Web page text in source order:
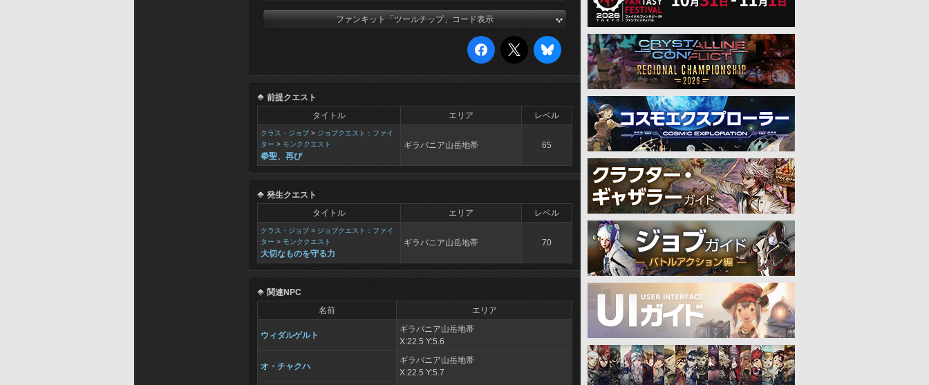
ファンキット「ツールチップ」コード表示
前提クエスト
タイトル
エリア レベル
クラス・ジョブ > ジョブクエスト：ファイ
ター > モンククエスト
拳聖、再び
ギラバニア山岳地帯 65
発生クエスト
タイトル
エリア レベル
クラス・ジョブ > ジョブクエスト：ファイ
ター > モンククエスト
大切なものを守る力
ギラバニア山岳地帯 70
関連NPC
名前
エリア
ウィダルゲルト
ギラバニア山岳地帯
X:22.5 Y:5.6
オ・チャクハ
ギラバニア山岳地帯
X:22.5 Y:5.7